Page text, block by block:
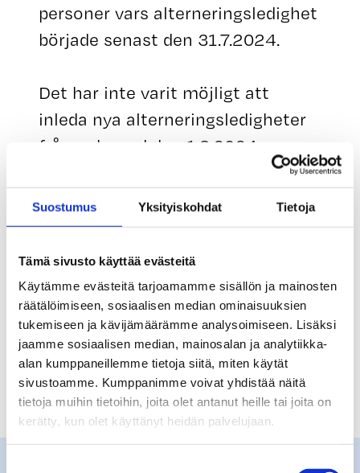
Suostumus Yksityiskohdat Tietoja
Tämä sivusto käyttää evästeitä
Käytämme evästeitä tarjoamamme sisällön ja mainosten
räätälöimiseen, sosiaalisen median ominaisuuksien
tukemiseen ja kävijämäärämme analysoimiseen. Lisäksi
jaamme sosiaalisen median, mainosalan ja analytiikka-
alan kumppaneillemme tietoja siitä, miten käytät
sivustoamme. Kumppanimme voivat yhdistää näitä
tietoja muihin tietoihin, joita olet antanut heille tai joita on
kerätty, kun olet käyttänyt heidän palvelujaan.
personer vars alterneringsledighet
började senast den 31.7.2024.
Det har inte varit möjligt att
inleda nya alterneringsledigheter
från och med den 1.8.2024.
Mer information
Om du har frågor om
alterneringsersättning, vänligen
kontakta vår kundtjänst.